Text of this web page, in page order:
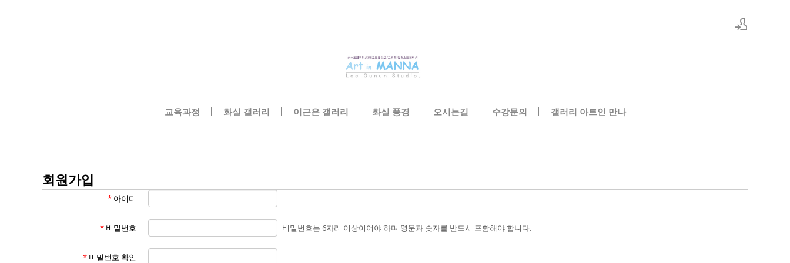
교육과정 화실 갤러리 이근은 갤러리 화실 풍경 오시는길 수강문의 갤러리 아트인 만나
회원가입
* 아이디
* 비밀번호 비밀번호는 6자리 이상이어야 하며 영문과 숫자를 반드시 포함해야 합니다.
* 비밀번호 확인